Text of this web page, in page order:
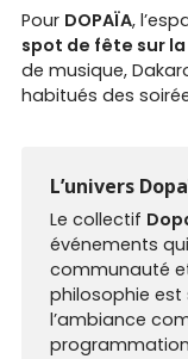
Pour DOPAÏA,
spot de fête sur
de musique,
habitués des
L’univers
Le collectif
événements
communauté
philosophie est
l’ambiance